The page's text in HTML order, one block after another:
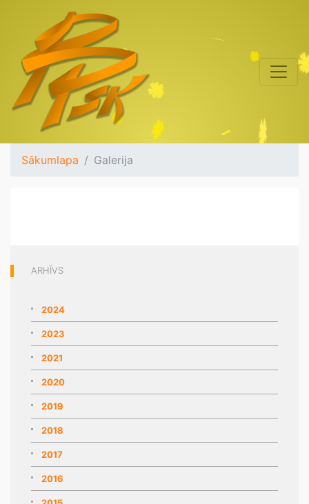
Sākumlapa Galerija
ARHĪVS
2024
2023
2021
2020
2019
2018
2017
2016